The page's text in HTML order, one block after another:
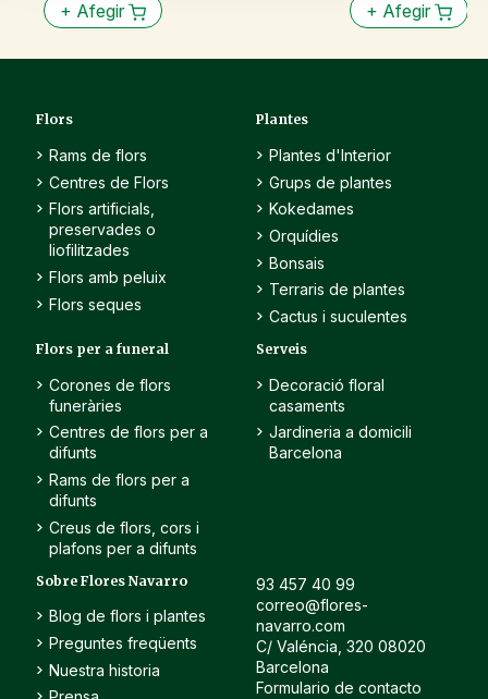
+ Afegir + Afegir
Flors
Rams de flors
Centres de Flors
Flors artificials,
preservades o
liofilitzades
Flors amb peluix
Flors seques
Plantes
Plantes d'Interior
Grups de plantes
Kokedames
Orquídies
Bonsais
Terraris de plantes
Cactus i suculentes
Flors per a funeral
Corones de flors
funeràries
Centres de flors per a
difunts
Rams de flors per a
difunts
Creus de flors, cors i
plafons per a difunts
Serveis
Decoració floral
casaments
Jardineria a domicili
Barcelona
Sobre Flores Navarro
Blog de flors i plantes
Preguntes freqüents
Nuestra historia
93 457 40 99
correo@flores-
navarro.com
C/ Valéncia, 320 08020
Barcelona
Formulario de contacto